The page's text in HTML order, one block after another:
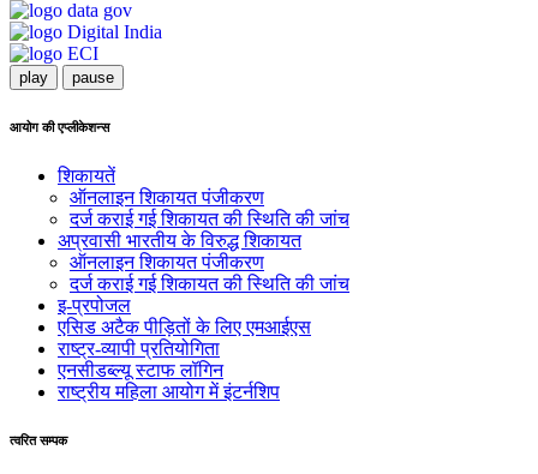
play pause
आयोग की एप्लीकेशन्स
शिकायतें
ऑनलाइन शिकायत पंजीकरण
दर्ज कराई गई शिकायत की स्थिति की जांच
अप्रवासी भारतीय के विरुद्ध शिकायत
ऑनलाइन शिकायत पंजीकरण
दर्ज कराई गई शिकायत की स्थिति की जांच
इ-प्रपोजल
एसिड अटैक पीड़ितों के लिए एमआईएस
राष्ट्र-व्यापी प्रतियोगिता
एनसीडब्ल्यू स्टाफ लॉगिन
राष्ट्रीय महिला आयोग में इंटर्नशिप
त्वरित सम्पक